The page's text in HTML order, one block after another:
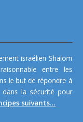
israélien Shalom
entre les
le but de répondre à
dans la sécurité pour
suivants...